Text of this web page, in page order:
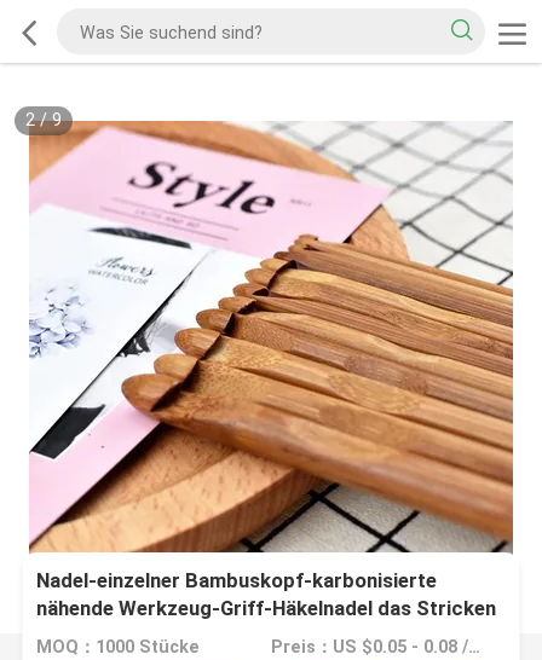
2/9
Nadel-einzelner Bambuskopf-karbonisierte
nähende Werkzeug-Griff-Häkelnadel das Stricken
MOQ：1000 Stücke Preis：US $0.05 - 0.08 / Piece